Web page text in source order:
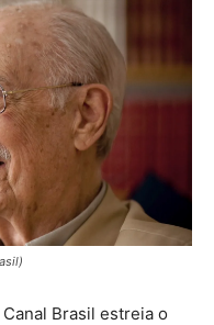
Brasil estreia o